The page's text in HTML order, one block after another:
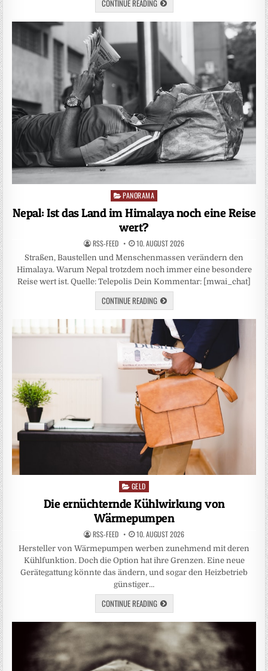
CONTINUE READING
Posted
in
PANORAMA
Nepal: Ist das Land im Himalaya noch eine Reise
wert?
RSS-FEED 10. AUGUST 2026
Straßen, Baustellen und Menschenmassen verändern den
Himalaya. Warum Nepal trotzdem noch immer eine besondere
Reise wert ist. Quelle: Telepolis Dein Kommentar: [mwai_chat]
CONTINUE READING
Posted
in
GELD
Die ernüchternde Kühlwirkung von
Wärmepumpen
RSS-FEED 10. AUGUST 2026
Hersteller von Wärmepumpen werben zunehmend mit deren
Kühlfunktion. Doch die Option hat ihre Grenzen. Eine neue
Gerätegattung könnte das ändern, und sogar den Heizbetrieb
günstiger…
CONTINUE READING